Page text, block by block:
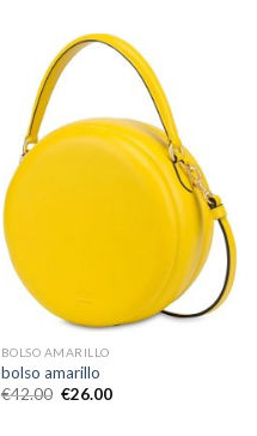
BOLSO AMARILLO
bolso amarillo
€42.00 €26.00